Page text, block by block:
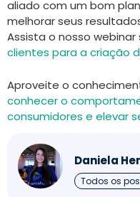
aliado com um bom
melhorar seus
Assista o nosso webinar
clientes para a criação
Aproveite o
conhecer o
consumidores e elevar
Daniela
Todos os